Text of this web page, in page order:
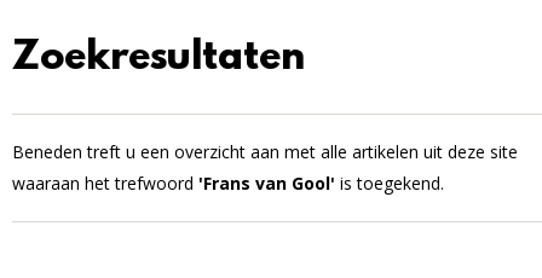
Zoekresultaten
Beneden treft u een overzicht aan met alle artikelen uit deze site
waaraan het trefwoord 'Frans van Gool' is toegekend.